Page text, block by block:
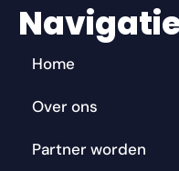
Home
Over ons
Partner worden